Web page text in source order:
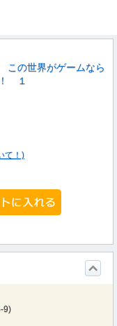
の世界がゲームなら
１
て！)
9)